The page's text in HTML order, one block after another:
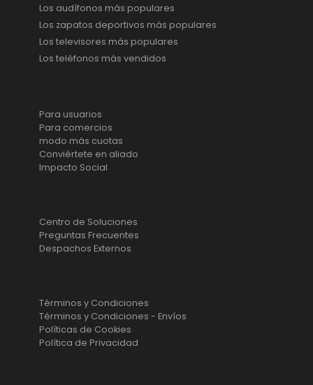
Los audífonos más populares
Los zapatos deportivos más populares
Los televisores más populares
Los teléfonos más vendidos
Para usuarios
Para comercios
modo más cuotas
Conviértete en aliado
Impacto Social
Centro de Soluciones
Preguntas Frecuentes
Despachos Externos
Términos y Condiciones
Términos y Condiciones - Envíos
Políticas de Cookies
Política de Privacidad